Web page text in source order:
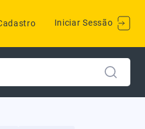
Iniciar Sessão